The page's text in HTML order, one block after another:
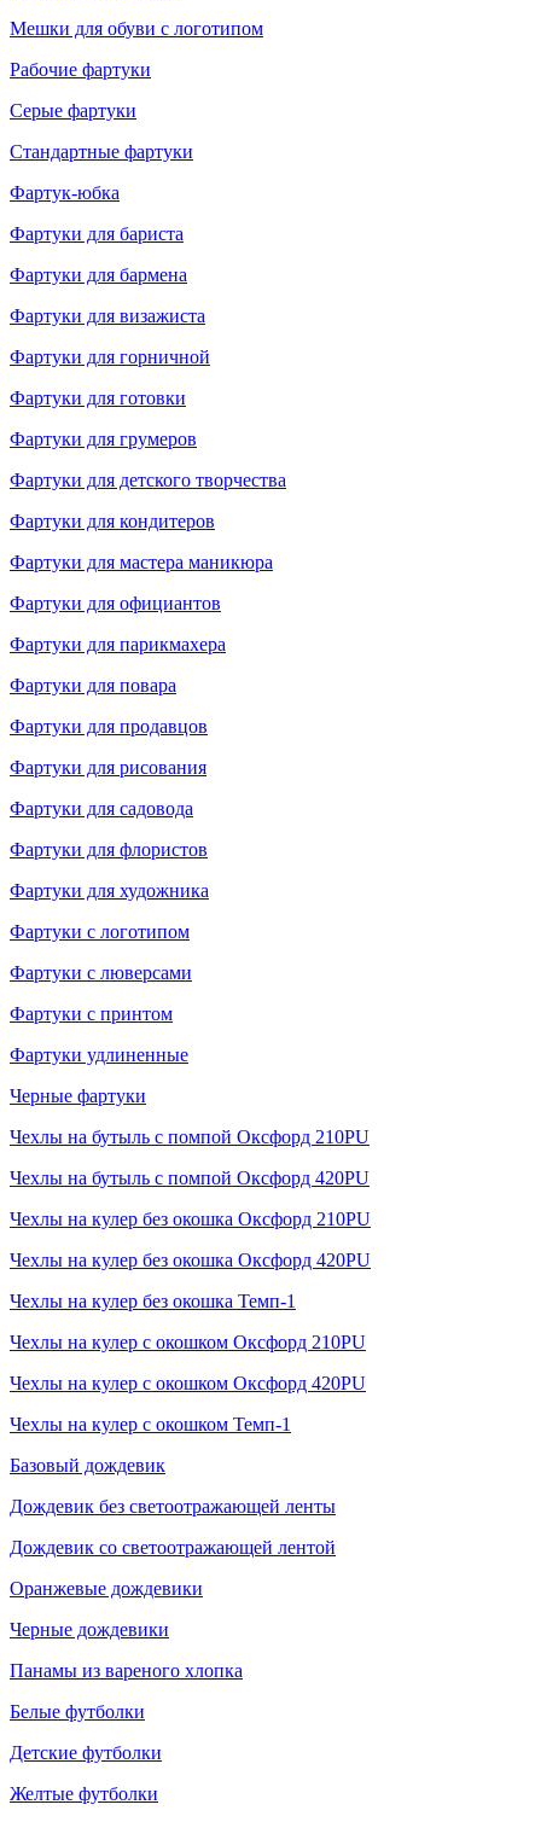
Мешки для обуви с логотипом
Рабочие фартуки
Серые фартуки
Стандартные фартуки
Фартук-юбка
Фартуки для бариста
Фартуки для бармена
Фартуки для визажиста
Фартуки для горничной
Фартуки для готовки
Фартуки для грумеров
Фартуки для детского творчества
Фартуки для кондитеров
Фартуки для мастера маникюра
Фартуки для официантов
Фартуки для парикмахера
Фартуки для повара
Фартуки для продавцов
Фартуки для рисования
Фартуки для садовода
Фартуки для флористов
Фартуки для художника
Фартуки с логотипом
Фартуки с люверсами
Фартуки с принтом
Фартуки удлиненные
Черные фартуки
Чехлы на бутыль с помпой Оксфорд 210PU
Чехлы на бутыль с помпой Оксфорд 420PU
Чехлы на кулер без окошка Оксфорд 210PU
Чехлы на кулер без окошка Оксфорд 420PU
Чехлы на кулер без окошка Темп-1
Чехлы на кулер с окошком Оксфорд 210PU
Чехлы на кулер с окошком Оксфорд 420PU
Чехлы на кулер с окошком Темп-1
Базовый дождевик
Дождевик без светоотражающей ленты
Дождевик со светоотражающей лентой
Оранжевые дождевики
Черные дождевики
Панамы из вареного хлопка
Белые футболки
Детские футболки
Желтые футболки